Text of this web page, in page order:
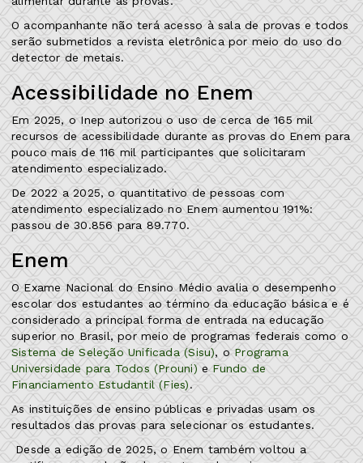
O acompanhante não terá acesso à sala de provas e todos
serão submetidos a revista eletrônica por meio do uso do
detector de metais.
Acessibilidade no Enem
Em 2025, o Inep autorizou o uso de cerca de 165 mil
recursos de acessibilidade durante as provas do Enem para
pouco mais de 116 mil participantes que solicitaram
atendimento especializado.
De 2022 a 2025, o quantitativo de pessoas com
atendimento especializado no Enem aumentou 191%:
passou de 30.856 para 89.770.
Enem
O Exame Nacional do Ensino Médio avalia o desempenho
escolar dos estudantes ao término da educação básica e é
considerado a principal forma de entrada na educação
superior no Brasil, por meio de programas federais como o
Sistema de Seleção Unificada (Sisu), o Programa
Universidade para Todos (Prouni)eFundo de
Financiamento Estudantil (Fies).
As instituições de ensino públicas e privadas usam os
resultados das provas para selecionar os estudantes.
Desde a edição de 2025, o Enem também voltou a